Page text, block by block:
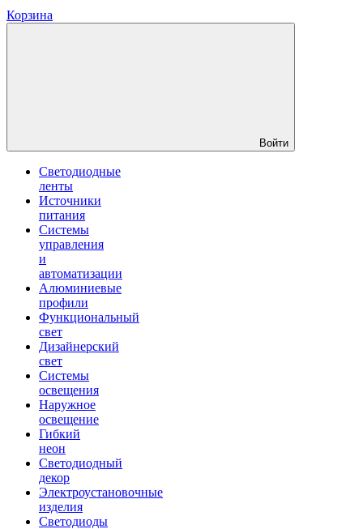
Корзина
Войти
Светодиодные
ленты
Источники
питания
Системы
управления
и
автоматизации
Алюминиевые
профили
Функциональный
свет
Дизайнерский
свет
Системы
освещения
Наружное
освещение
Гибкий
неон
Светодиодный
декор
Электроустановочные
изделия
Светодиоды